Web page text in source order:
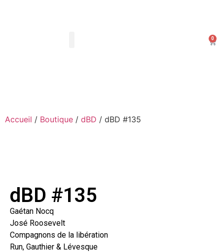
0
Accueil / Boutique / dBD / dBD #135
dBD #135
Gaétan Nocq
José Roosevelt
Compagnons de la libération
Run, Gauthier & Lévesque